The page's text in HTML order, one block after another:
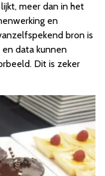
meer dan in het
en
bron is
data kunnen
Dit is zeker